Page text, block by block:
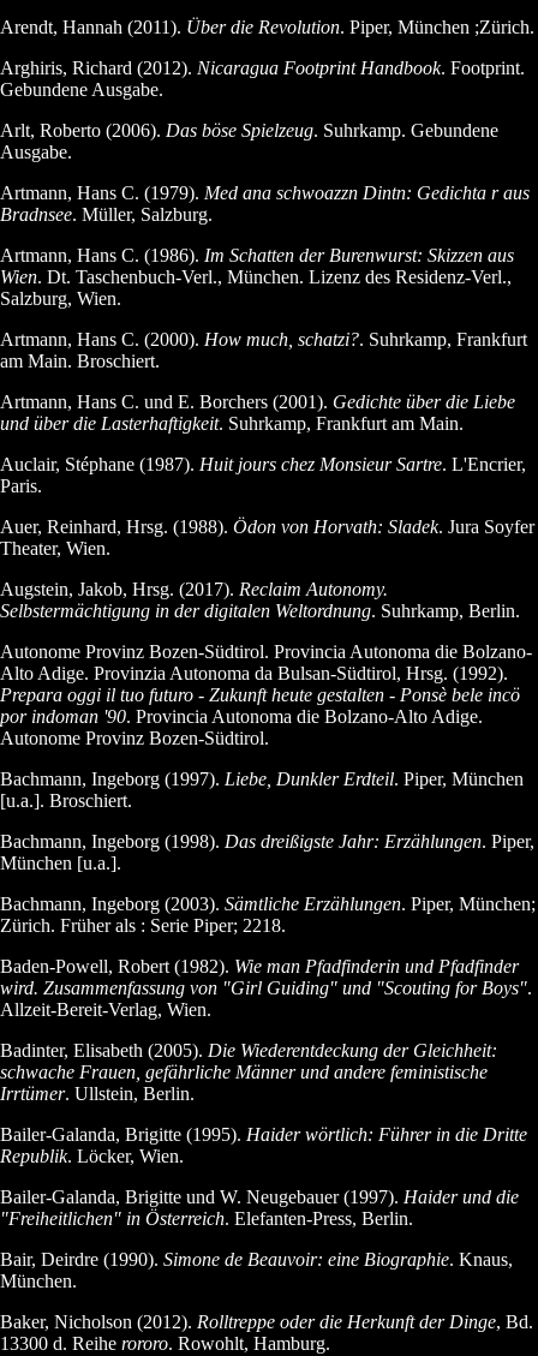
Arendt, Hannah (2011). Über die Revolution. Piper, München ;Zürich.
Arghiris, Richard (2012). Nicaragua Footprint Handbook. Footprint.
Gebundene Ausgabe.
Arlt, Roberto (2006). Das böse Spielzeug. Suhrkamp. Gebundene
Ausgabe.
Artmann, Hans C. (1979). Med ana schwoazzn Dintn: Gedichta r aus
Bradnsee. Müller, Salzburg.
Artmann, Hans C. (1986). Im Schatten der Burenwurst: Skizzen aus
Wien. Dt. Taschenbuch-Verl., München. Lizenz des Residenz-Verl.,
Salzburg, Wien.
Artmann, Hans C. (2000). How much, schatzi?. Suhrkamp, Frankfurt
am Main. Broschiert.
Artmann, Hans C. und E. Borchers (2001). Gedichte über die Liebe
und über die Lasterhaftigkeit. Suhrkamp, Frankfurt am Main.
Auclair, Stéphane (1987). Huit jours chez Monsieur Sartre. L'Encrier,
Paris.
Auer, Reinhard, Hrsg. (1988). Ödon von Horvath: Sladek. Jura Soyfer
Theater, Wien.
Augstein, Jakob, Hrsg. (2017). Reclaim Autonomy.
Selbstermächtigung in der digitalen Weltordnung. Suhrkamp, Berlin.
Autonome Provinz Bozen-Südtirol. Provincia Autonoma die Bolzano-
Alto Adige. Provinzia Autonoma da Bulsan-Südtirol, Hrsg. (1992).
Prepara oggi il tuo futuro - Zukunft heute gestalten - Ponsè bele incö
por indoman '90. Provincia Autonoma die Bolzano-Alto Adige.
Autonome Provinz Bozen-Südtirol.
Bachmann, Ingeborg (1997). Liebe, Dunkler Erdteil. Piper, München
[u.a.]. Broschiert.
Bachmann, Ingeborg (1998). Das dreißigste Jahr: Erzählungen. Piper,
München [u.a.].
Bachmann, Ingeborg (2003). Sämtliche Erzählungen. Piper, München;
Zürich. Früher als : Serie Piper; 2218.
Baden-Powell, Robert (1982). Wie man Pfadfinderin und Pfadfinder
wird. Zusammenfassung von "Girl Guiding" und "Scouting for Boys".
Allzeit-Bereit-Verlag, Wien.
Badinter, Elisabeth (2005). Die Wiederentdeckung der Gleichheit:
schwache Frauen, gefährliche Männer und andere feministische
Irrtümer. Ullstein, Berlin.
Bailer-Galanda, Brigitte (1995). Haider wörtlich: Führer in die Dritte
Republik. Löcker, Wien.
Bailer-Galanda, Brigitte und W. Neugebauer (1997). Haider und die
"Freiheitlichen" in Österreich. Elefanten-Press, Berlin.
Bair, Deirdre (1990). Simone de Beauvoir: eine Biographie. Knaus,
München.
Baker, Nicholson (2012). Rolltreppe oder die Herkunft der Dinge, Bd.
13300 d. Reihe rororo. Rowohlt, Hamburg.